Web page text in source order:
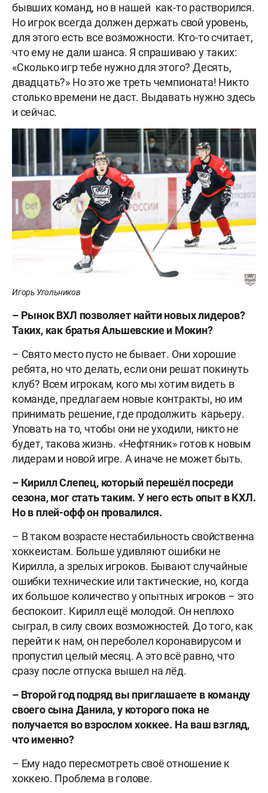
бывших команд, но в нашей как-то растворился.
Но игрок всегда должен держать свой уровень,
для этого есть все возможности. Кто-то считает,
что ему не дали шанса. Я спрашиваю у таких:
«Сколько игр тебе нужно для этого? Десять,
двадцать?» Но это же треть чемпионата! Никто
столько времени не даст. Выдавать нужно здесь
и сейчас.
Игорь Угольников
– Рынок ВХЛ позволяет найти новых лидеров?
Таких, как братья Альшевские и Мокин?
– Свято место пусто не бывает. Они хорошие
ребята, но что делать, если они решат покинуть
клуб? Всем игрокам, кого мы хотим видеть в
команде, предлагаем новые контракты, но им
принимать решение, где продолжить карьеру.
Уповать на то, чтобы они не уходили, никто не
будет, такова жизнь. «Нефтяник» готов к новым
лидерам и новой игре. А иначе не может быть.
– Кирилл Слепец, который перешёл посреди
сезона, мог стать таким. У него есть опыт в КХЛ.
Но в плей-офф он провалился.
– В таком возрасте нестабильность свойственна
хоккеистам. Больше удивляют ошибки не
Кирилла, а зрелых игроков. Бывают случайные
ошибки технические или тактические, но, когда
их большое количество у опытных игроков – это
беспокоит. Кирилл ещё молодой. Он неплохо
сыграл, в силу своих возможностей. До того, как
перейти к нам, он переболел коронавирусом и
пропустил целый месяц. А это всё равно, что
сразу после отпуска вышел на лёд.
– Второй год подряд вы приглашаете в команду
своего сына Данила, у которого пока не
получается во взрослом хоккее. На ваш взгляд,
что именно?
– Ему надо пересмотреть своё отношение к
хоккею. Проблема в голове.